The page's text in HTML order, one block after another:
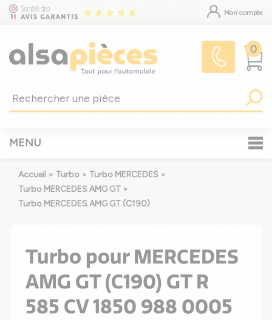
Mon compte
0
MENU
Accueil > Turbo > Turbo MERCEDES >
Turbo MERCEDES AMG GT >
Turbo MERCEDES AMG GT (C190)
Turbo pour MERCEDES
AMG GT (C190) GT R
585 CV 1850 988 0005